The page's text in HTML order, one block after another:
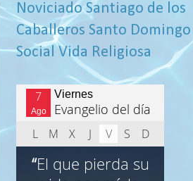
Noviciado Santiago de los
Caballeros Santo Domingo
Social Vida Religiosa